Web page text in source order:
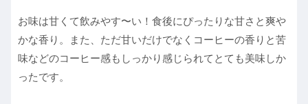
お味は甘くて飲みやす〜い！食後にぴったりな甘さと爽や
かな香り。また、ただ甘いだけでなくコーヒーの香りと苦
味などのコーヒー感もしっかり感じられてとても美味しか
ったです。